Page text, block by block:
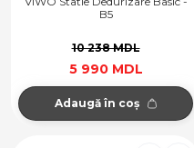
B5
10 238 MDL
5 990 MDL
Adaugă în coș